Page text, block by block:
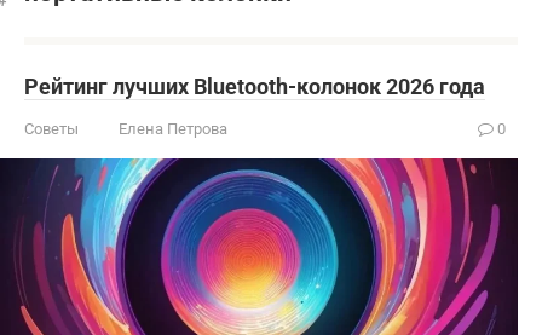
Рейтинг лучших Bluetooth-колонок 2026 года
Советы Елена Петрова 0